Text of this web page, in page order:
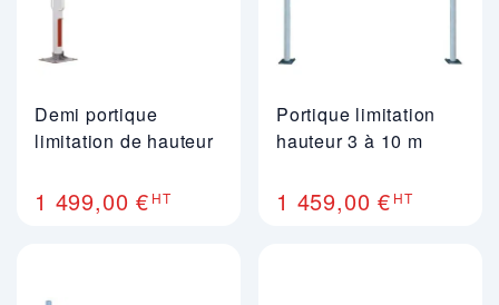
Demi portique
limitation de hauteur
1 499,00 € HT
Portique limitation
hauteur 3 à 10 m
1 459,00 € HT